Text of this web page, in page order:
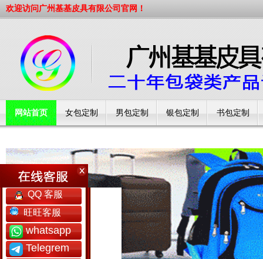
欢迎访问广州基基皮具有限公司官网！
网站首页 女包定制 男包定制 银包定制 书包定制
QQ 客服
旺旺客服
whatsapp
Telegrem